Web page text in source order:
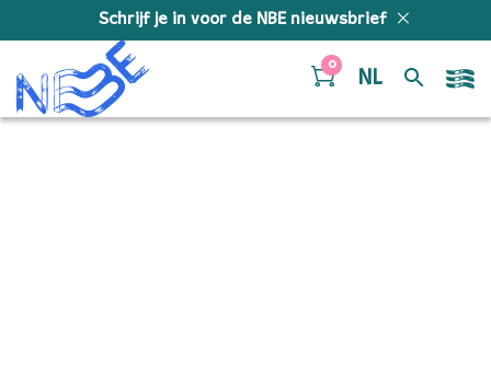
Schrijf je in voor de NBE nieuwsbrief
0
NL